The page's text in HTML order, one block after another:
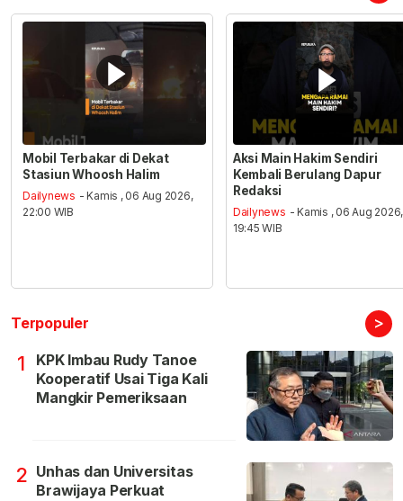
Mobil Terbakar di Dekat
Stasiun Whoosh Halim
Dailynews - Kamis , 06 Aug 2026,
22:00 WIB
Aksi Main Hakim Sendiri
Kembali Berulang Dapur
Redaksi
Dailynews - Kamis , 06 Aug 2026,
19:45 WIB
Terpopuler >
1
KPK Imbau Rudy Tanoe
Kooperatif Usai Tiga Kali
Mangkir Pemeriksaan
2 Unhas dan Universitas
Brawijaya Perkuat